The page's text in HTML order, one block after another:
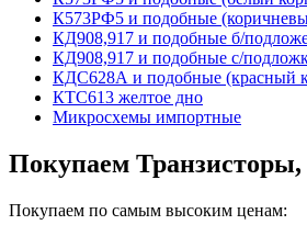
К573РФ5 и подобные
КД908,917 и подобные б/
КД908,917 и подобные с/
КДС628А и подобные (красный
КТС613 желтое дно
Микросхемы импортные
Покупаем
Покупаем по самым высоким ценам: